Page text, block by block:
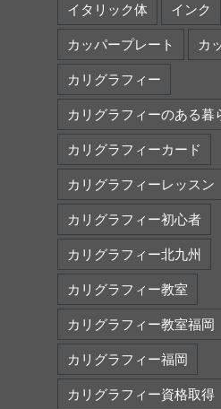
イタリック体 インク
カッパープレート カ
カリグラフィー
カリグラフィーのある暮
カリグラフィーカード
カリグラフィーレッスン
カリグラフィー初心者
カリグラフィー北九州
カリグラフィー教室
カリグラフィー教室福岡
カリグラフィー福岡
カリグラフィー資格取得